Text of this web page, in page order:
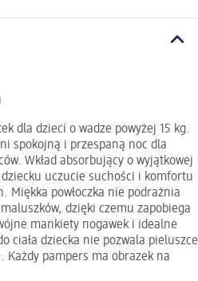
dla dzieci o wadze powyżej 15 kg.
spokojną i przespaną noc dla
Wkład absorbujący o wyjątkowej
uczucie suchości i komfortu
Miękka powłoczka nie podrażnia
dzięki czemu zapobiega
mankiety nogawek i idealne
ciała dziecka nie pozwala pieluszce
Każdy pampers ma obrazek na